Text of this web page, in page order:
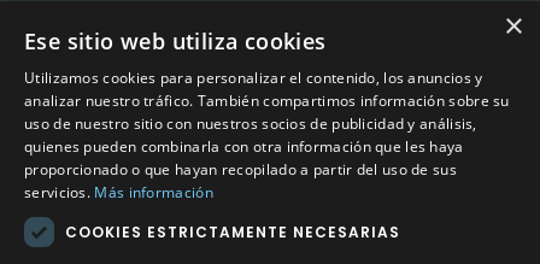
CONTACTO
Calle Méndez Núñez nº3 – Fuente Palmera 14120 Córdoba
Teléfono957 04 96 57
Emailinfo@factory-sport.es
HORARIO COMERCIAL
×
Ese sitio web utiliza cookies
Utilizamos cookies para personalizar el contenido, los anuncios y
analizar nuestro tráfico. También compartimos información sobre su
uso de nuestro sitio con nuestros socios de publicidad y análisis,
quienes pueden combinarla con otra información que les haya
proporcionado o que hayan recopilado a partir del uso de sus
servicios. Más información
COOKIES ESTRICTAMENTE NECESARIAS